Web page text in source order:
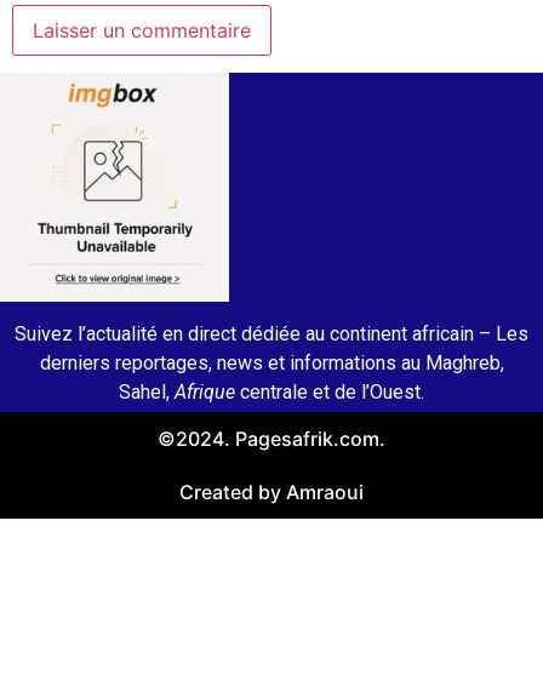
Suivez l’actualité en direct dédiée au continent africain – Les
derniers reportages, news et informations au Maghreb,
Sahel,Afrique centrale et de l’Ouest.
©2024. Pagesafrik.com.
Created by Amraoui